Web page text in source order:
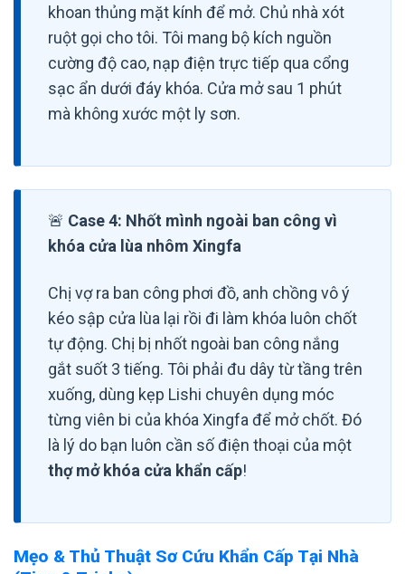
khoan thủng mặt kính để mở. Chủ nhà xót
ruột gọi cho tôi. Tôi mang bộ kích nguồn
cường độ cao, nạp điện trực tiếp qua cổng
sạc ẩn dưới đáy khóa. Cửa mở sau 1 phút
mà không xước một ly sơn.
🚨 Case 4: Nhốt mình ngoài ban công vì
khóa cửa lùa nhôm Xingfa
Chị vợ ra ban công phơi đồ, anh chồng vô ý
kéo sập cửa lùa lại rồi đi làm khóa luôn chốt
tự động. Chị bị nhốt ngoài ban công nắng
gắt suốt 3 tiếng. Tôi phải đu dây từ tầng trên
xuống, dùng kẹp Lishi chuyên dụng móc
từng viên bi của khóa Xingfa để mở chốt. Đó
là lý do bạn luôn cần số điện thoại của một
thợ mở khóa cửa khẩn cấp!
Mẹo & Thủ Thuật Sơ Cứu Khẩn Cấp Tại Nhà